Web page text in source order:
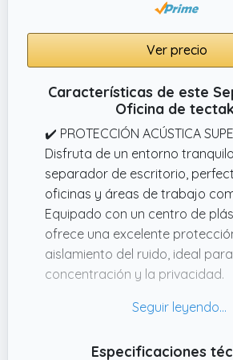
Ver precio
Características de este
Oficina de
✔️ PROTECCIÓN ACÚSTICA
Disfruta de un entorno
separador de escritorio,
oficinas y áreas de trabajo
Equipado con un centro de
ofrece una excelente
aislamiento del ruido, ideal
concentración y la privacidad.
Aprovecha al máximo tu
Especificaciones